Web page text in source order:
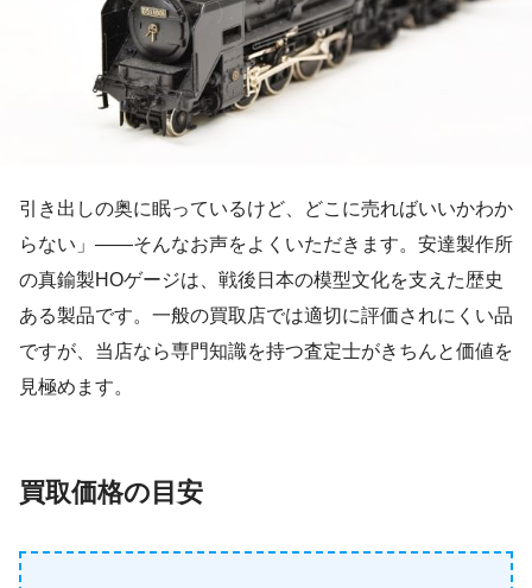
引き出しの奥に眠っているけど、どこに売ればいいかわか
らない」——そんなお声をよくいただきます。安達製作所
の真鍮製HOゲージは、戦後日本の模型文化を支えた歴史
ある製品です。一般の買取店では適切に評価されにくい品
ですが、当店なら専門知識を持つ査定士がきちんと価値を
見極めます。
買取価格の目安